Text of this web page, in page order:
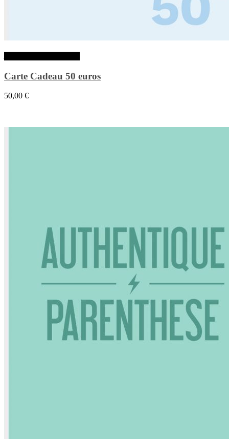
Carte Cadeau 50 euros
50,00 €